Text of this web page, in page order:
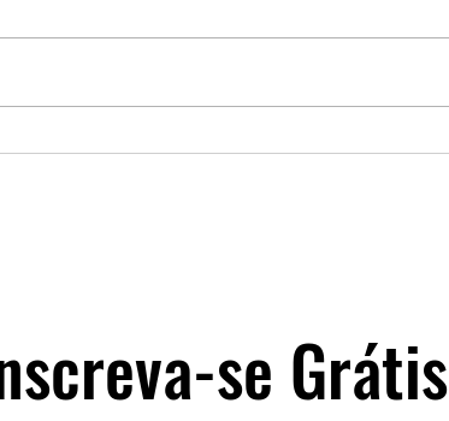
O conceito de "Dividend Yield" e
se Grátis